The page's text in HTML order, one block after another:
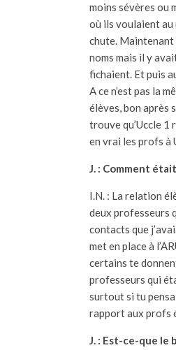
moins sévères ou
où ils voulaient au
chute. Maintenant
noms mais il y
fichaient. Et puis
A ce n’est pas la
élèves, bon après
trouve qu’Uccle 1
en vrai les profs à
J. : Comment
I.N. : La relation
deux professeurs
contacts que
met en place à
certains te
professeurs qui
surtout si tu
rapport aux profs
J. : Est-ce-que